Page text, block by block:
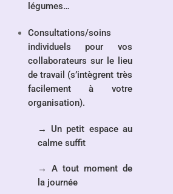
légumes…
Consultations/soins
individuels pour vos
collaborateurs sur le lieu
de travail (s’intègrent très
facilement à votre
organisation).
→ Un petit espace au
calme suffit
→ A tout moment de
la journée